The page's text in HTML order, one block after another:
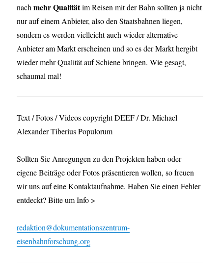
nachmehr Qualitätim Reisen mit der Bahn sollten ja nicht
nur auf einem Anbieter, also den Staatsbahnen liegen,
sondern es werden vielleicht auch wieder alternative
Anbieter am Markt erscheinen und so es der Markt hergibt
wieder mehr Qualität auf Schiene bringen. Wie gesagt,
schaumal mal!
Text / Fotos / Videos copyright DEEF / Dr. Michael
Alexander Tiberius Populorum
Sollten Sie Anregungen zu den Projekten haben oder
eigene Beiträge oder Fotos präsentieren wollen, so freuen
wir uns auf eine Kontaktaufnahme. Haben Sie einen Fehler
entdeckt? Bitte um Info >
redaktion@dokumentationszentrum-
eisenbahnforschung.org